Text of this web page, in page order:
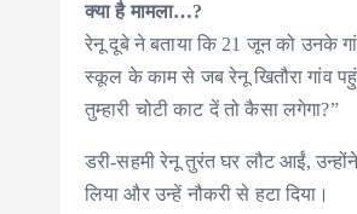
क्या है मामला…?
रेनू दूबे ने बताया कि 21 जून को उनके
स्कूल के काम से जब रेनू खितौरा गांव
तुम्हारी चोटी काट दें तो कैसा लगेगा?”
डरी-सहमी रेनू तुरंत घर लौट आईं,
लिया और उन्हें नौकरी से हटा दिया।